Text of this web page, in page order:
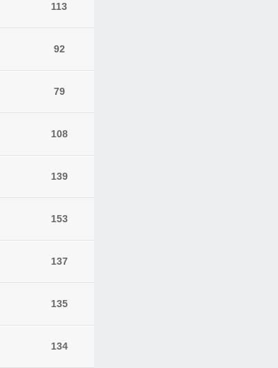
113
92
79
108
139
153
137
135
134